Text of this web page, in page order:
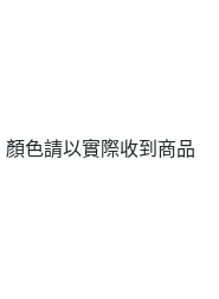
色請以實際收到商品